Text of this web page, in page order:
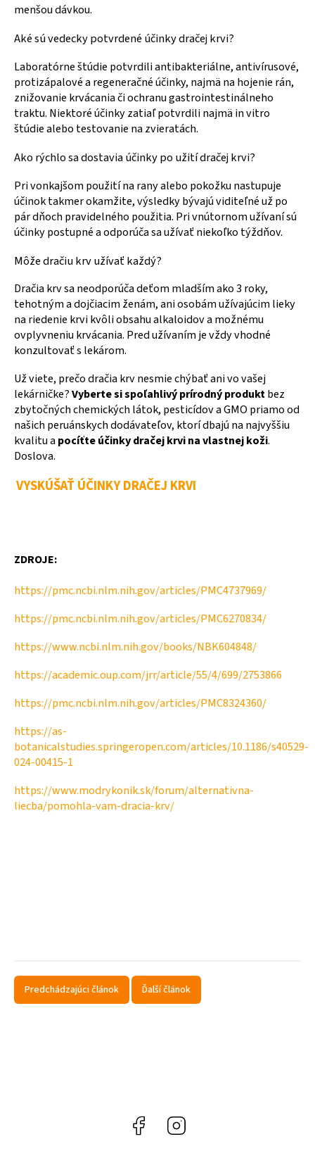
menšou dávkou.
Aké sú vedecky potvrdené účinky dračej krvi?
Laboratórne štúdie potvrdili antibakteriálne, antivírusové,
protizápalové a regeneračné účinky, najmä na hojenie rán,
znižovanie krvácania či ochranu gastrointestinálneho
traktu. Niektoré účinky zatiaľ potvrdili najmä in vitro
štúdie alebo testovanie na zvieratách.
Ako rýchlo sa dostavia účinky po užití dračej krvi?
Pri vonkajšom použití na rany alebo pokožku nastupuje
účinok takmer okamžite, výsledky bývajú viditeľné už po
pár dňoch pravidelného použitia. Pri vnútornom užívaní sú
účinky postupné a odporúča sa užívať niekoľko týždňov.
Môže dračiu krv užívať každý?
Dračia krv sa neodporúča deťom mladším ako 3 roky,
tehotným a dojčiacim ženám, ani osobám užívajúcim lieky
na riedenie krvi kvôli obsahu alkaloidov a možnému
ovplyvneniu krvácania. Pred užívaním je vždy vhodné
konzultovať s lekárom.
Už viete, prečo dračia krv nesmie chýbať ani vo vašej
lekárničke?Vyberte si spoľahlivý prírodný produktbez
zbytočných chemických látok, pesticídov a GMO priamo od
našich peruánskych dodávateľov, ktorí dbajú na najvyššiu
kvalitu apocíťte účinky dračej krvi na vlastnej koži.
Doslova.
VYSKÚŠAŤ ÚČINKY DRAČEJ KRVI
ZDROJE:
https://pmc.ncbi.nlm.nih.gov/articles/PMC4737969/
https://pmc.ncbi.nlm.nih.gov/articles/PMC6270834/
https://www.ncbi.nlm.nih.gov/books/NBK604848/
https://academic.oup.com/jrr/article/55/4/699/2753866
https://pmc.ncbi.nlm.nih.gov/articles/PMC8324360/
https://as-
botanicalstudies.springeropen.com/articles/10.1186/s40529-
024-00415-1
https://www.modrykonik.sk/forum/alternativna-
liecba/pomohla-vam-dracia-krv/
Predchádzajúci článok Ďalší článok
Facebook